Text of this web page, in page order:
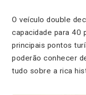
O veículo double
capacidade para 40
principais pontos
poderão conhecer
tudo sobre a rica